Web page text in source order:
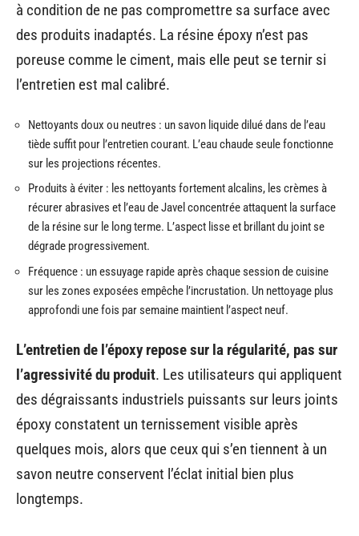
à condition de ne pas compromettre sa surface avec
des produits inadaptés. La résine époxy n’est pas
poreuse comme le ciment, mais elle peut se ternir si
l’entretien est mal calibré.
Nettoyants doux ou neutres : un savon liquide dilué dans de l’eau
tiède suffit pour l’entretien courant. L’eau chaude seule fonctionne
sur les projections récentes.
Produits à éviter : les nettoyants fortement alcalins, les crèmes à
récurer abrasives et l’eau de Javel concentrée attaquent la surface
de la résine sur le long terme. L’aspect lisse et brillant du joint se
dégrade progressivement.
Fréquence : un essuyage rapide après chaque session de cuisine
sur les zones exposées empêche l’incrustation. Un nettoyage plus
approfondi une fois par semaine maintient l’aspect neuf.
L’entretien de l’époxy repose sur la régularité, pas sur
l’agressivité du produit. Les utilisateurs qui appliquent
des dégraissants industriels puissants sur leurs joints
époxy constatent un ternissement visible après
quelques mois, alors que ceux qui s’en tiennent à un
savon neutre conservent l’éclat initial bien plus
longtemps.